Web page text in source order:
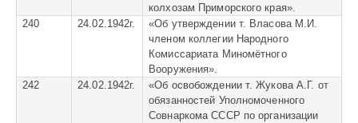
колхозам Приморского края».
240
24.02.1942г. «Об утверждении т. Власова М.И.
членом коллегии Народного
Комиссариата Миномётного
Вооружения».
242
24.02.1942г. «Об освобождении т. Жукова А.Г. от
обязанностей Уполномоченного
Совнаркома СССР по организации